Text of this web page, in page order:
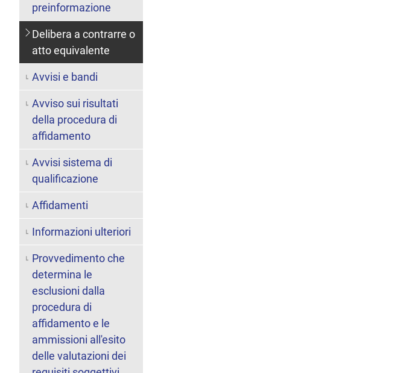
preinformazione
Delibera a contrarre o
atto equivalente
Avvisi e bandi
Avviso sui risultati
della procedura di
affidamento
Avvisi sistema di
qualificazione
Affidamenti
Informazioni ulteriori
Provvedimento che
determina le
esclusioni dalla
procedura di
affidamento e le
ammissioni all'esito
delle valutazioni dei